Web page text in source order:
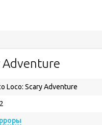
Adventure
Loco: Scary Adventure